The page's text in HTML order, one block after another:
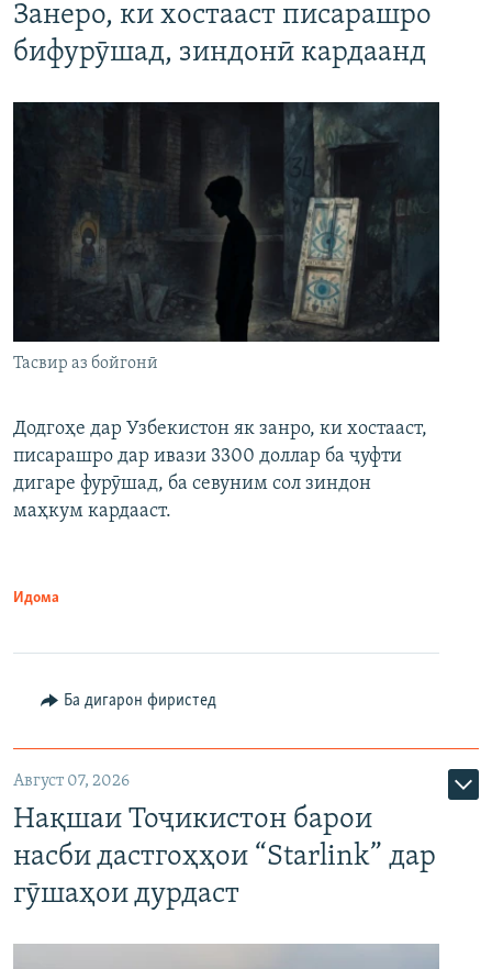
Занеро, ки хостааст писарашро
бифурӯшад, зиндонӣ кардаанд
Тасвир аз бойгонӣ
Додгоҳе дар Узбекистон як занро, ки хостааст,
писарашро дар ивази 3300 доллар ба ҷуфти
дигаре фурӯшад, ба севуним сол зиндон
маҳкум кардааст.
Идома
Ба дигарон фиристед
Август 07, 2026
Нақшаи Тоҷикистон барои
насби дастгоҳҳои “Starlink” дар
гӯшаҳои дурдаст